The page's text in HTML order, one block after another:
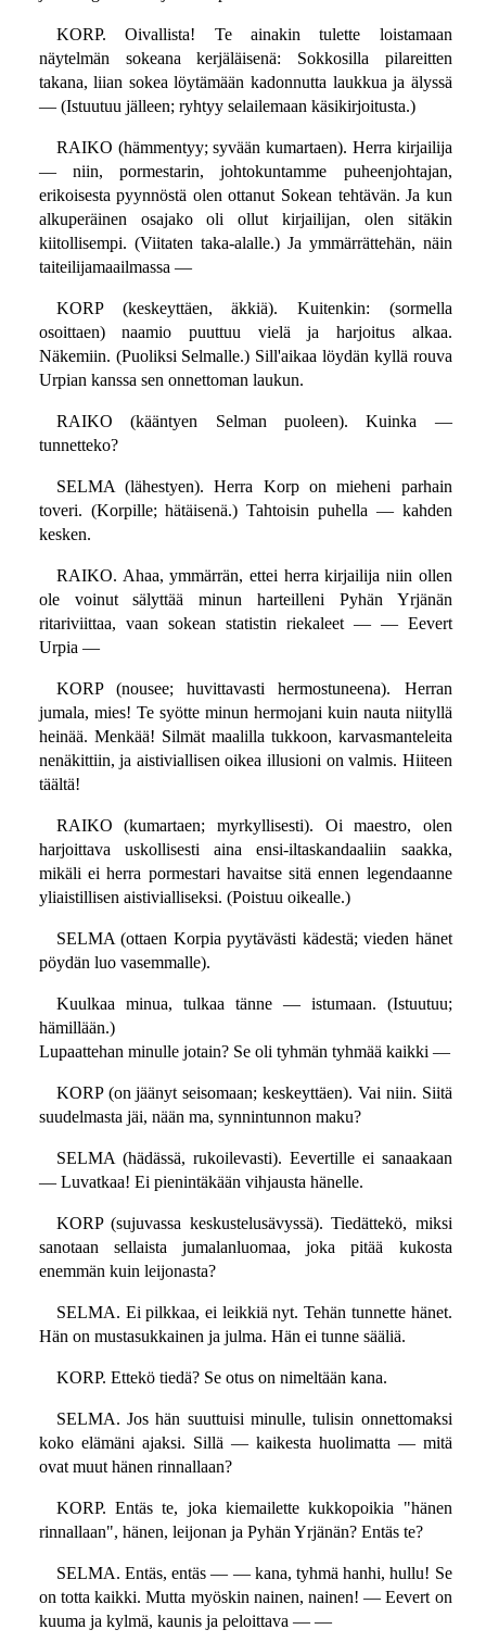
KORP. Oivallista! Te ainakin tulette loistamaan
näytelmän sokeana kerjäläisenä: Sokkosilla pilareitten
takana, liian sokea löytämään kadonnutta laukkua ja älyssä
— (Istuutuu jälleen; ryhtyy selailemaan käsikirjoitusta.)
RAIKO (hämmentyy; syvään kumartaen). Herra kirjailija
— niin, pormestarin, johtokuntamme puheenjohtajan,
erikoisesta pyynnöstä olen ottanut Sokean tehtävän. Ja kun
alkuperäinen osajako oli ollut kirjailijan, olen sitäkin
kiitollisempi. (Viitaten taka-alalle.) Ja ymmärrättehän, näin
taiteilijamaailmassa —
KORP (keskeyttäen, äkkiä). Kuitenkin: (sormella
osoittaen) naamio puuttuu vielä ja harjoitus alkaa.
Näkemiin. (Puoliksi Selmalle.) Sill'aikaa löydän kyllä rouva
Urpian kanssa sen onnettoman laukun.
RAIKO (kääntyen Selman puoleen). Kuinka —
tunnetteko?
SELMA (lähestyen). Herra Korp on mieheni parhain
toveri. (Korpille; hätäisenä.) Tahtoisin puhella — kahden
kesken.
RAIKO. Ahaa, ymmärrän, ettei herra kirjailija niin ollen
ole voinut sälyttää minun harteilleni Pyhän Yrjänän
ritariviittaa, vaan sokean statistin riekaleet — — Eevert
Urpia —
KORP (nousee; huvittavasti hermostuneena). Herran
jumala, mies! Te syötte minun hermojani kuin nauta niityllä
heinää. Menkää! Silmät maalilla tukkoon, karvasmanteleita
nenäkittiin, ja aistiviallisen oikea illusioni on valmis. Hiiteen
täältä!
RAIKO (kumartaen; myrkyllisesti). Oi maestro, olen
harjoittava uskollisesti aina ensi-iltaskandaaliin saakka,
mikäli ei herra pormestari havaitse sitä ennen legendaanne
yliaistillisen aistivialliseksi. (Poistuu oikealle.)
SELMA (ottaen Korpia pyytävästi kädestä; vieden hänet
pöydän luo vasemmalle).
Kuulkaa minua, tulkaa tänne — istumaan. (Istuutuu;
hämillään.)
Lupaattehan minulle jotain? Se oli tyhmän tyhmää kaikki —
KORP (on jäänyt seisomaan; keskeyttäen). Vai niin. Siitä
suudelmasta jäi, nään ma, synnintunnon maku?
SELMA (hädässä, rukoilevasti). Eevertille ei sanaakaan
— Luvatkaa! Ei pienintäkään vihjausta hänelle.
KORP (sujuvassa keskustelusävyssä). Tiedättekö, miksi
sanotaan sellaista jumalanluomaa, joka pitää kukosta
enemmän kuin leijonasta?
SELMA. Ei pilkkaa, ei leikkiä nyt. Tehän tunnette hänet.
Hän on mustasukkainen ja julma. Hän ei tunne sääliä.
KORP. Ettekö tiedä? Se otus on nimeltään kana.
SELMA. Jos hän suuttuisi minulle, tulisin onnettomaksi
koko elämäni ajaksi. Sillä — kaikesta huolimatta — mitä
ovat muut hänen rinnallaan?
KORP. Entäs te, joka kiemailette kukkopoikia "hänen
rinnallaan", hänen, leijonan ja Pyhän Yrjänän? Entäs te?
SELMA. Entäs, entäs — — kana, tyhmä hanhi, hullu! Se
on totta kaikki. Mutta myöskin nainen, nainen! — Eevert on
kuuma ja kylmä, kaunis ja peloittava — —